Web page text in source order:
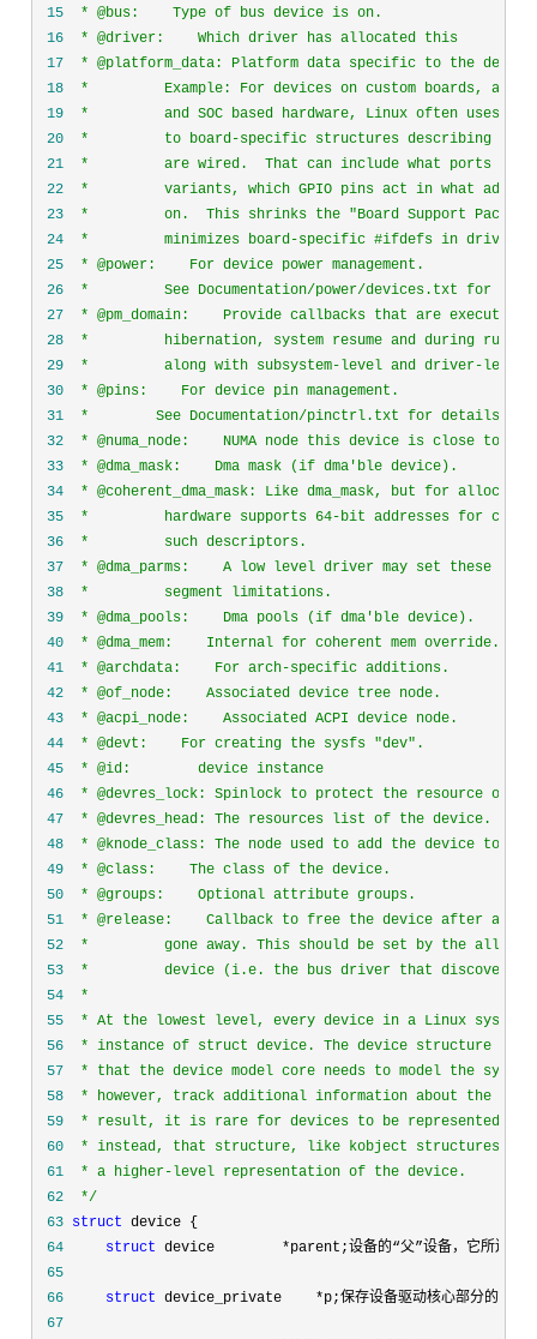
15
16
17
18
19
20
21
22
23
24
25
26
27
28
29
30
31
32
33
34
35
36
37
38
39
40
41
42
43
44
45
46
47
48
49
50
51
52
53
54
55
56
57
58
59
60
61
62
*/
63 struct
64
struct device        *parent;设备的“父”设备，它所连接
65
66
struct device_private    *p;保存设备驱动核心部分的私有
67